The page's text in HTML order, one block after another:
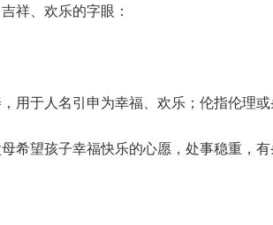
祥、欢乐的字眼：
用于人名引申为幸福、欢乐；伦指伦理
希望孩子幸福快乐的心愿，处事稳重，有